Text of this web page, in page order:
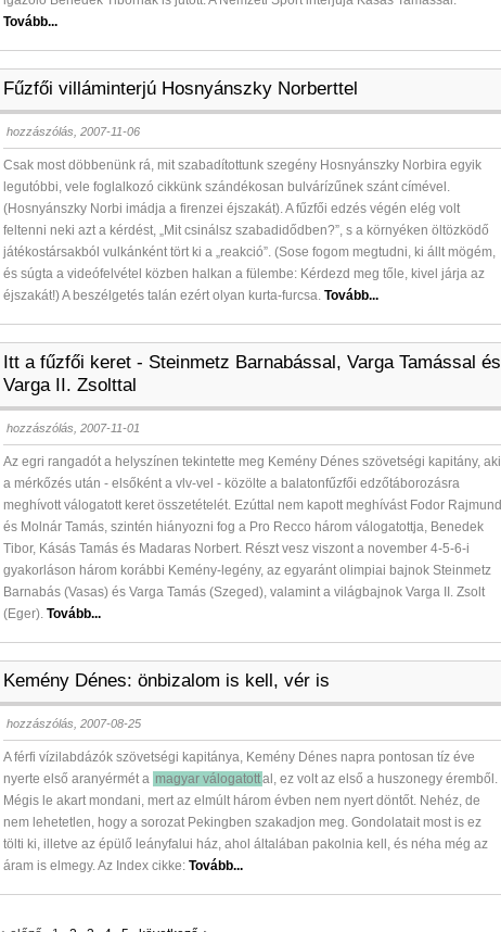
Tovább...
Fűzfői villáminterjú Hosnyánszky Norberttel
hozzászólás, 2007-11-06
Csak most döbbenünk rá, mit szabadítottunk szegény Hosnyánszky Norbira egyik
legutóbbi, vele foglalkozó cikkünk szándékosan bulvárízűnek szánt címével.
(Hosnyánszky Norbi imádja a firenzei éjszakát). A fűzfői edzés végén elég volt
feltenni neki azt a kérdést, „Mit csinálsz szabadidődben?”, s a környéken öltözködő
játékostársakból vulkánként tört ki a „reakció”. (Sose fogom megtudni, ki állt mögém,
és súgta a videófelvétel közben halkan a fülembe: Kérdezd meg tőle, kivel járja az
éjszakát!) A beszélgetés talán ezért olyan kurta-furcsa.Tovább...
Itt a fűzfői keret - Steinmetz Barnabással, Varga Tamással és
Varga II. Zsolttal
hozzászólás, 2007-11-01
Az egri rangadót a helyszínen tekintette meg Kemény Dénes szövetségi kapitány, aki
a mérkőzés után - elsőként a vlv-vel - közölte a balatonfűzfői edzőtáborozásra
meghívott válogatott keret összetételét. Ezúttal nem kapott meghívást Fodor Rajmund
és Molnár Tamás, szintén hiányozni fog a Pro Recco három válogatottja, Benedek
Tibor, Kásás Tamás és Madaras Norbert. Részt vesz viszont a november 4-5-6-i
gyakorláson három korábbi Kemény-legény, az egyaránt olimpiai bajnok Steinmetz
Barnabás (Vasas) és Varga Tamás (Szeged), valamint a világbajnok Varga II. Zsolt
(Eger).Tovább...
Kemény Dénes: önbizalom is kell, vér is
hozzászólás, 2007-08-25
A férfi vízilabdázók szövetségi kapitánya, Kemény Dénes napra pontosan tíz éve
nyerte első aranyérmét a magyar válogatottal, ez volt az első a huszonegy éremből.
Mégis le akart mondani, mert az elmúlt három évben nem nyert döntőt. Nehéz, de
nem lehetetlen, hogy a sorozat Pekingben szakadjon meg. Gondolatait most is ez
tölti ki, illetve az épülő leányfalui ház, ahol általában pakolnia kell, és néha még az
áram is elmegy. Az Index cikke:Tovább...